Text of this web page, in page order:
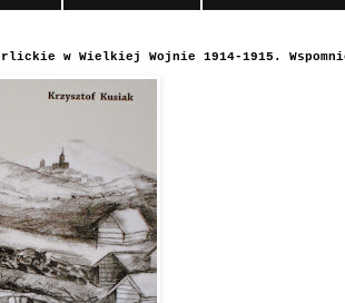
Gorlickie w Wielkiej Wojnie 1914-1915.